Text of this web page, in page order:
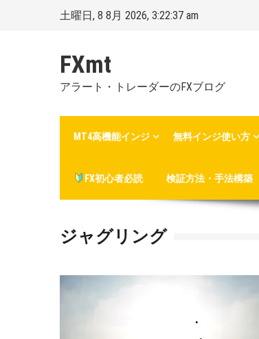
土曜日, 8 8月 2026, 3:22:38 am
FXmt
アラート・トレーダーのFXブログ
MT4高機能インジ 無料インジ使い方
FX初心者必読 検証方法・手法構築
ジャグリング
on